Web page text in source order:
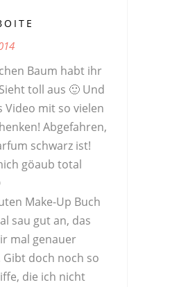
Baum habt ihr
toll aus 🙂 Und
Video mit so vielen
Abgefahren,
schwarz ist!
göaub total
Make-Up Buch
sau gut an, das
mal genauer
Gibt doch noch so
die ich nicht